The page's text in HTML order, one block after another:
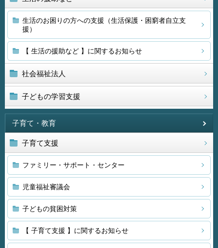
生活のお困りの方への支援（生活保護・困窮者自立支
援）
【 生活の援助など 】に関するお知らせ
社会福祉法人
子どもの学習支援
子育て・教育
子育て支援
ファミリー・サポート・センター
児童福祉審議会
子どもの貧困対策
【 子育て支援 】に関するお知らせ